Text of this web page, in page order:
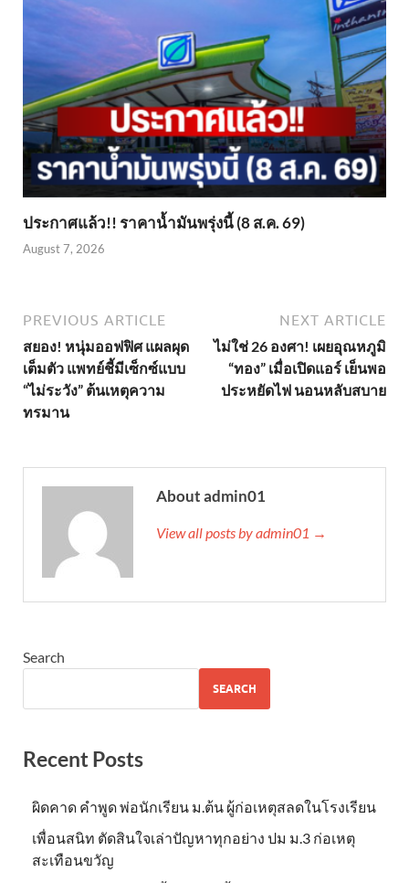
ประกาศแล้ว!! ราคาน้ำมันพรุ่งนี้ (8 ส.ค. 69)
August 7, 2026
PREVIOUS ARTICLE
สยอง! หนุ่มออฟฟิศ แผลผุด
เต็มตัว แพทย์ชี้มีเซ็กซ์แบบ
“ไม่ระวัง” ต้นเหตุความ
ทรมาน
NEXT ARTICLE
ไม่ใช่ 26 องศา! เผยอุณหภูมิ
“ทอง” เมื่อเปิดแอร์ เย็นพอ
ประหยัดไฟ นอนหลับสบาย
About admin01
View all posts by admin01 →
Search
SEARCH
Recent Posts
ผิดคาด คำพูด พ่อนักเรียน ม.ต้น ผู้ก่อเหตุสลดในโรงเรียน
เพื่อนสนิท ตัดสินใจเล่าปัญหาทุกอย่าง ปม ม.3 ก่อเหตุ
สะเทือนขวัญ